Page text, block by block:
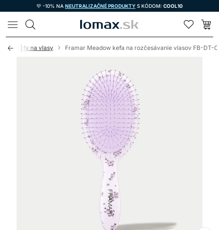
💜 -10% NA NEUTRALIZAČNÉ PRODUKTY S KÓDOM: COOL10
LOMAX
kefy na vlasy Framar Meadow kefa na rozčesávanie vlasov FB-DT-